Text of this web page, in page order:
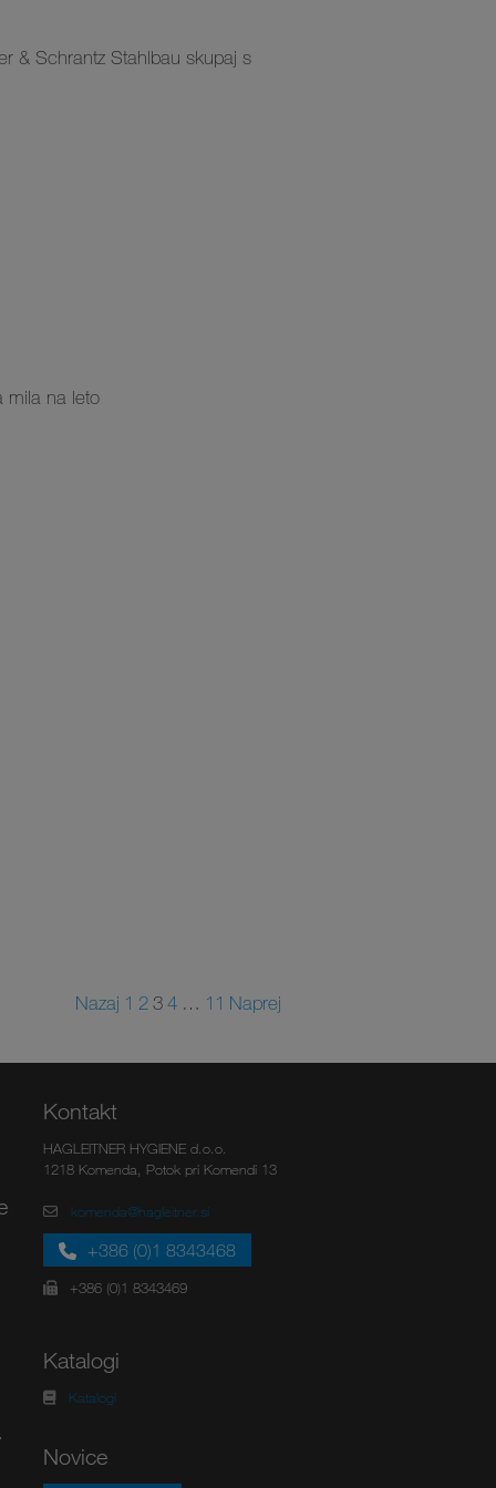
& Schrantz Stahlbau skupaj s
mila na leto
Nazaj 1 2 3 4 … 11 Naprej
Kontakt
HAGLEITNER HYGIENE d.o.o.
1218 Komenda, Potok pri Komendi 13
komenda@hagleitner.si
+386 (0)1 8343468
+386 (0)1 8343469
Katalogi
Katalogi
Novice